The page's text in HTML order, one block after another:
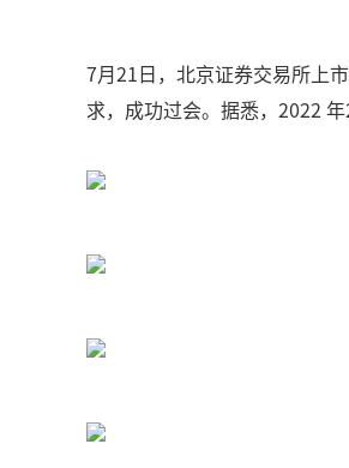
7月21日，北京证券交易所上
求，成功过会。据悉，2022